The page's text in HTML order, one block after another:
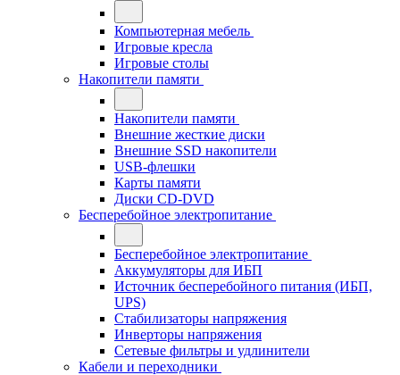
Компьютерная мебель
Игровые кресла
Игровые столы
Накопители памяти
Накопители памяти
Внешние жесткие диски
Внешние SSD накопители
USB-флешки
Карты памяти
Диски CD-DVD
Бесперебойное электропитание
Бесперебойное электропитание
Аккумуляторы для ИБП
Источник бесперебойного питания (ИБП,
UPS)
Стабилизаторы напряжения
Инверторы напряжения
Сетевые фильтры и удлинители
Кабели и переходники